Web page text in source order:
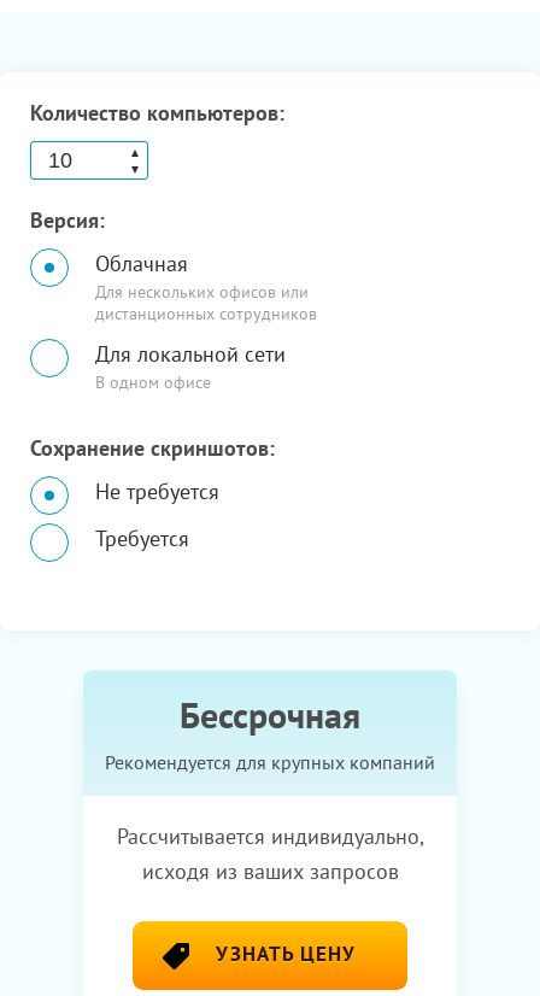
Количество компьютеров:
▲
▼
Версия:
Облачная
Для нескольких офисов или
дистанционных сотрудников
Для локальной сети
В одном офисе
Сохранение скриншотов:
Не требуется
Требуется
Бессрочная
Рекомендуется для крупных компаний
Рассчитывается индивидуально,
исходя из ваших запросов
УЗНАТЬ ЦЕНУ